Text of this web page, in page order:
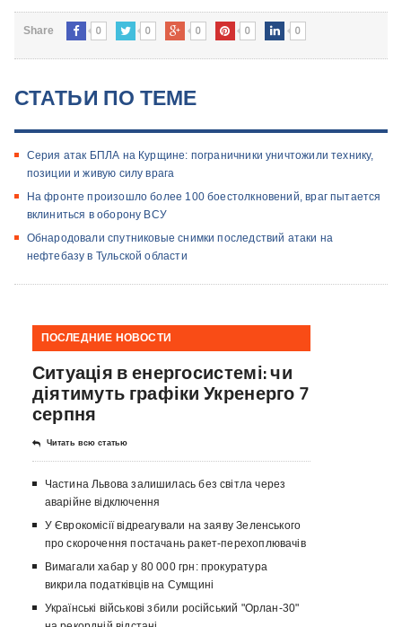
Share 0 0 0 0 0
СТАТЬИ ПО ТЕМЕ
Серия атак БПЛА на Курщине: пограничники уничтожили технику,
позиции и живую силу врага
На фронте произошло более 100 боестолкновений, враг пытается
вклиниться в оборону ВСУ
Обнародовали спутниковые снимки последствий атаки на
нефтебазу в Тульской области
ПОСЛЕДНИЕ НОВОСТИ
Ситуація в енергосистемі: чи
діятимуть графіки Укренерго 7
серпня
Читать всю статью
Частина Львова залишилась без світла через
аварійне відключення
У Єврокомісії відреагували на заяву Зеленського
про скорочення постачань ракет-перехоплювачів
Вимагали хабар у 80 000 грн: прокуратура
викрила податківців на Сумщині
Українські військові збили російський "Орлан-30"